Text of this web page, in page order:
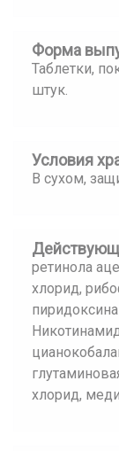
Форма
Таблетки,
штук.
Условия
В сухом,
ретинола
хлорид,
хлорид,